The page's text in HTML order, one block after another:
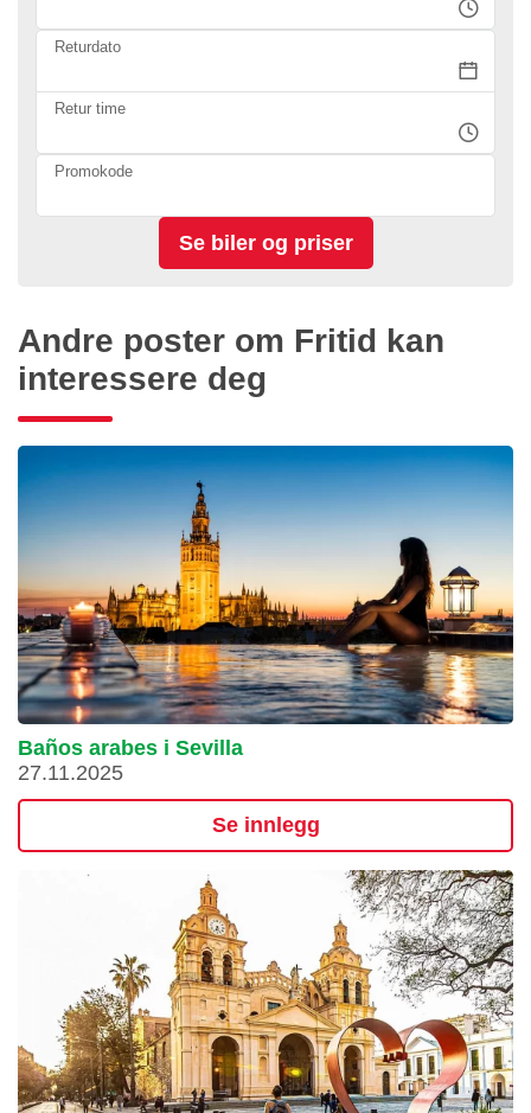
Returdato
Retur time
Promokode
Andre poster om Fritid kan
interessere deg
Baños arabes i Sevilla
27.11.2025
Se innlegg